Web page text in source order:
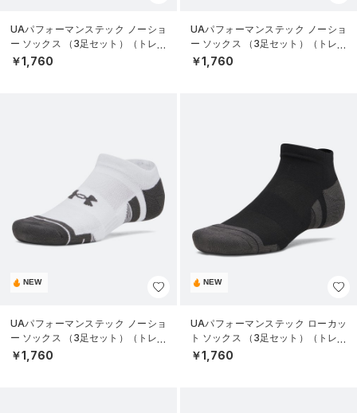
UAパフォーマンステック ノーショ
ー ソックス （3足セット）（トレー
ニング/UNISEX）
￥1,760
UAパフォーマンステック ノーショ
ー ソックス （3足セット）（トレー
ニング/UNISEX）
￥1,760
NEW
UAパフォーマンステック ノーショ
ー ソックス （3足セット）（トレー
ニング/UNISEX）
￥1,760
NEW
UAパフォーマンステック ローカッ
ト ソックス （3足セット）（トレー
ニング/UNISEX）
￥1,760